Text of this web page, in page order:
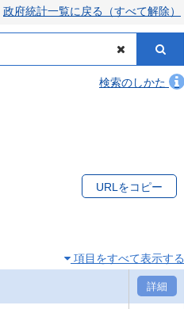
政府統計一覧に戻る（すべて解除）
検索のしかた
URLをコピー
項目をすべて表示する
詳細